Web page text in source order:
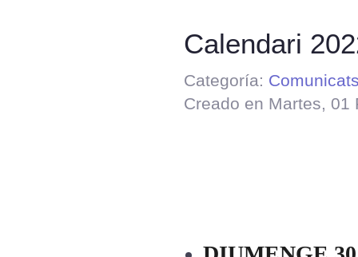
Calendari
Categoría:
Creado en Martes, 01